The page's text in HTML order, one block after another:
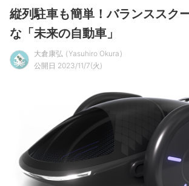
縦列駐車も簡単！バランススク
な「未来の自動車」
大倉康弘
Yasuhiro Okura
公開日 2023/11/7(火)